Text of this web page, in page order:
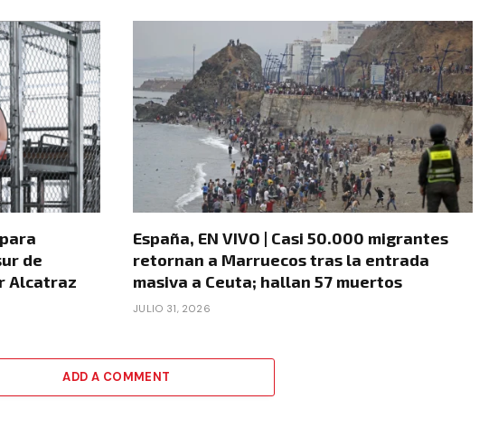
de
Alcatraz
España, EN VIVO | Casi 50.000 migrantes
retornan a Marruecos tras la entrada
masiva a Ceuta; hallan 57 muertos
JULIO 31, 2026
ADD A COMMENT